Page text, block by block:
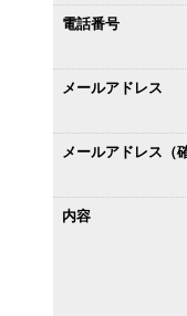
電話番号
メールアドレス
メールアドレス（
内容